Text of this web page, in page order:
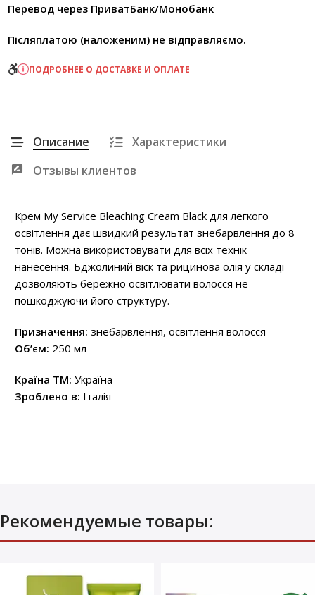
Перевод через ПриватБанк/Монобанк
Післяплатою (наложеним) не відправляємо.
ПОДРОБНЕЕ О ДОСТАВКЕ И ОПЛАТЕ
Описание
Характеристики
Отзывы клиентов
Крем My Service Bleaching Cream Black для легкого
освітлення дає швидкий результат знебарвлення до 8
тонів. Можна використовувати для всіх технік
нанесення. Бджолиний віск та рицинова олія у складі
дозволяють бережно освітлювати волосся не
пошкоджуючи його структуру.
Призначення: знебарвлення, освітлення волосся
Об’єм: 250 мл
Країна ТМ: Україна
Зроблено в: Італія
Рекомендуемые товары: